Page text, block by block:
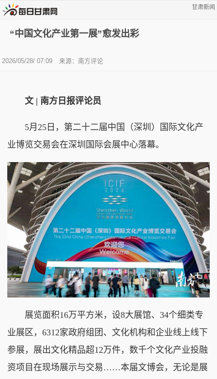
甘肃新闻
“中国文化产业第一展”愈发出彩
2026/05/28/ 07:09 来源：南方评论
文 | 南方日报评论员
5月25日，第二十二届中国（深圳）国际文化产
业博览交易会在深圳国际会展中心落幕。
展览面积16万平方米，设8大展馆、34个细类专
业展区，6312家政府组团、文化机构和企业线上线下
参展，展出文化精品超12万件，数千个文化产业投融
资项目在现场展示与交易……本届文博会，无论是展